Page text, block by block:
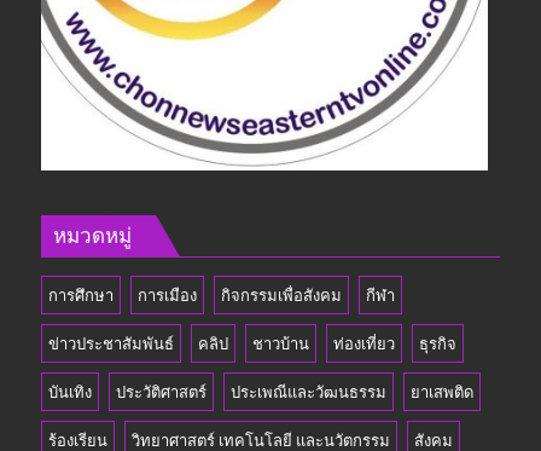
หมวดหมู่
การศึกษา การเมือง กิจกรรมเพื่อสังคม กีฬา
ข่าวประชาสัมพันธ์ คลิป ชาวบ้าน ท่องเที่ยว ธุรกิจ
บันเทิง ประวัติศาสตร์ ประเพณีและวัฒนธรรม ยาเสพติด
ร้องเรียน วิทยาศาสตร์ เทคโนโลยี และนวัตกรรม สังคม